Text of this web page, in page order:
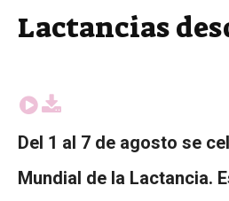
Lactancias
Del 1 al 7 de agosto se
Mundial de la Lactancia.